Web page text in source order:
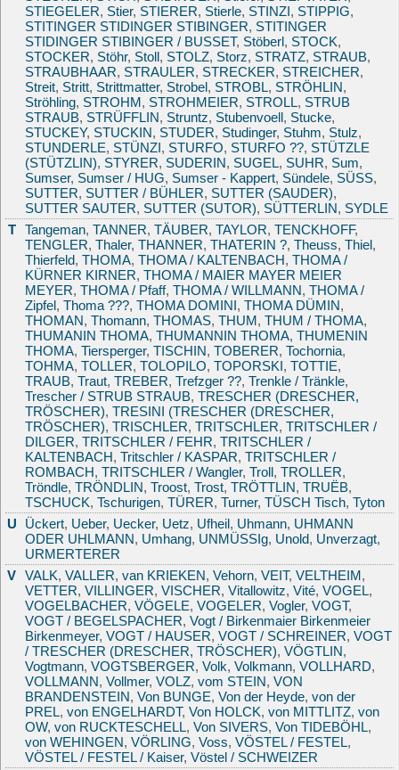
STIEGELER, Stier, STIERER, Stierle, STINZI, STIPPIG,
STITINGER STIDINGER STIBINGER, STITINGER
STIDINGER STIBINGER / BUSSET, Stöberl, STOCK,
STOCKER, Stöhr, Stoll, STOLZ, Storz, STRATZ, STRAUB,
STRAUBHAAR, STRAULER, STRECKER, STREICHER,
Streit, Stritt, Strittmatter, Strobel, STROBL, STRÖHLIN,
Ströhling, STROHM, STROHMEIER, STROLL, STRUB
STRAUB, STRÜFFLIN, Struntz, Stubenvoell, Stucke,
STUCKEY, STUCKIN, STUDER, Studinger, Stuhm, Stulz,
STUNDERLE, STÜNZI, STURFO, STURFO ??, STÜTZLE
(STÜTZLIN), STYRER, SUDERIN, SUGEL, SUHR, Sum,
Sumser, Sumser / HUG, Sumser - Kappert, Sündele, SÜSS,
SUTTER, SUTTER / BÜHLER, SUTTER (SAUDER),
SUTTER SAUTER, SUTTER (SUTOR), SÜTTERLIN, SYDLE
T
Tangeman,TANNER,TÄUBER,TAYLOR,TENCKHOFF,
TENGLER,Thaler,THANNER,THATERIN ?,Theuss,Thiel,
Thierfeld,THOMA,THOMA / KALTENBACH,THOMA /
KÜRNER KIRNER,THOMA / MAIER MAYER MEIER
MEYER,THOMA / Pfaff,THOMA / WILLMANN,THOMA /
Zipfel,Thoma ???,THOMA DOMINI,THOMA DÜMIN,
THOMAN,Thomann,THOMAS,THUM,THUM / THOMA,
THUMANIN THOMA,THUMANNIN THOMA,THUMENIN
THOMA,Tiersperger,TISCHIN,TOBERER,Tochornia,
TOHMA,TOLLER,TOLOPILO,TOPORSKI,TOTTIE,
TRAUB,Traut,TREBER,Trefzger ??,Trenkle / Tränkle,
Trescher / STRUB STRAUB,TRESCHER (DRESCHER,
TRÖSCHER),TRESINI (TRESCHER (DRESCHER,
TRÖSCHER),TRISCHLER,TRITSCHLER,TRITSCHLER /
DILGER,TRITSCHLER / FEHR,TRITSCHLER /
KALTENBACH,Tritschler / KASPAR,TRITSCHLER /
ROMBACH,TRITSCHLER / Wangler,Troll,TROLLER,
Tröndle,TRÖNDLIN,Troost,Trost,TRÖTTLIN,TRUËB,
TSCHUCK,Tschurigen,TÜRER,Turner,TÜSCH Tisch,Tyton
U
Ückert, Ueber, Uecker, Uetz, Ufheil, Uhmann, UHMANN
ODER UHLMANN, Umhang, UNMÜSSIg, Unold, Unverzagt,
URMERTERER
V
VALK,VALLER,van KRIEKEN,Vehorn,VEIT,VELTHEIM,
VETTER,VILLINGER,VISCHER,Vitallowitz,Vité,VOGEL,
VOGELBACHER,VÖGELE,VOGELER,Vogler,VOGT,
VOGT / BEGELSPACHER,Vogt / Birkenmaier Birkenmeier
Birkenmeyer,VOGT / HAUSER,VOGT / SCHREINER,VOGT
/ TRESCHER (DRESCHER, TRÖSCHER),VÖGTLIN,
Vogtmann,VOGTSBERGER,Volk,Volkmann,VOLLHARD,
VOLLMANN,Vollmer,VOLZ,vom STEIN,VON
BRANDENSTEIN,Von BUNGE,Von der Heyde,von der
PREL,von ENGELHARDT,Von HOLCK,von MITTLITZ,von
OW,von RUCKTESCHELL,Von SIVERS,Von TIDEBÖHL,
von WEHINGEN,VÖRLING,Voss,VÖSTEL / FESTEL,
VÖSTEL / FESTEL / Kaiser,Vöstel / SCHWEIZER